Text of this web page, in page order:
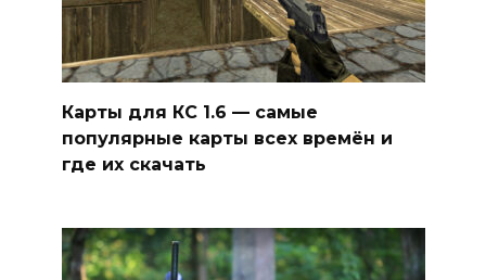
Карты для КС 1.6 — самые
популярные карты всех времён и
где их скачать